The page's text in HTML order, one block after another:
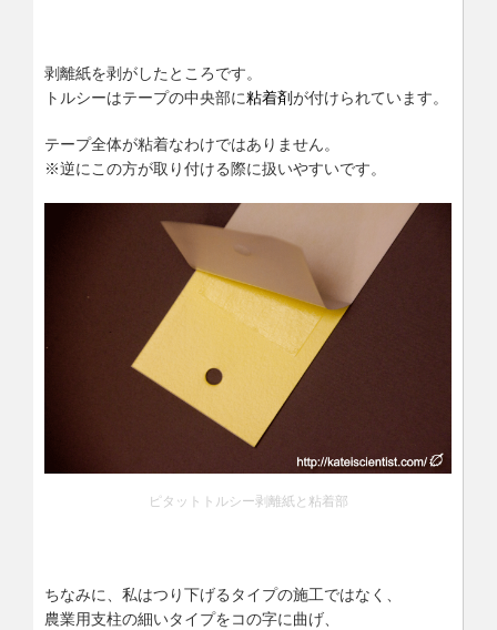
剥離紙を剥がしたところです。
トルシーはテープの中央部に粘着剤が付けられています。
テープ全体が粘着なわけではありません。
※逆にこの方が取り付ける際に扱いやすいです。
ピタットトルシー剥離紙と粘着部
ちなみに、私はつり下げるタイプの施工ではなく、
農業用支柱の細いタイプをコの字に曲げ、